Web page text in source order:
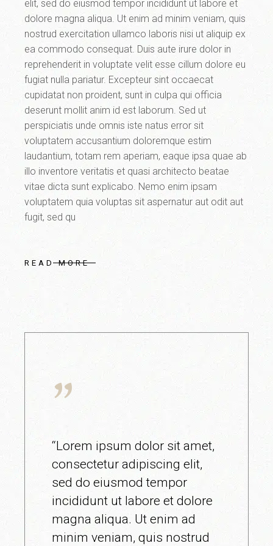
elit, sed do eiusmod tempor incididunt ut labore et
dolore magna aliqua. Ut enim ad minim veniam, quis
nostrud exercitation ullamco laboris nisi ut aliquip ex
ea commodo consequat. Duis aute irure dolor in
reprehenderit in voluptate velit esse cillum dolore eu
fugiat nulla pariatur. Excepteur sint occaecat
cupidatat non proident, sunt in culpa qui officia
deserunt mollit anim id est laborum. Sed ut
perspiciatis unde omnis iste natus error sit
voluptatem accusantium doloremque estim
laudantium, totam rem aperiam, eaque ipsa quae ab
illo inventore veritatis et quasi architecto beatae
vitae dicta sunt explicabo. Nemo enim ipsam
voluptatem quia voluptas sit aspernatur aut odit aut
fugit, sed qu
READ MORE
“Lorem ipsum dolor sit amet,
consectetur adipiscing elit,
sed do eiusmod tempor
incididunt ut labore et dolore
magna aliqua. Ut enim ad
minim veniam, quis nostrud